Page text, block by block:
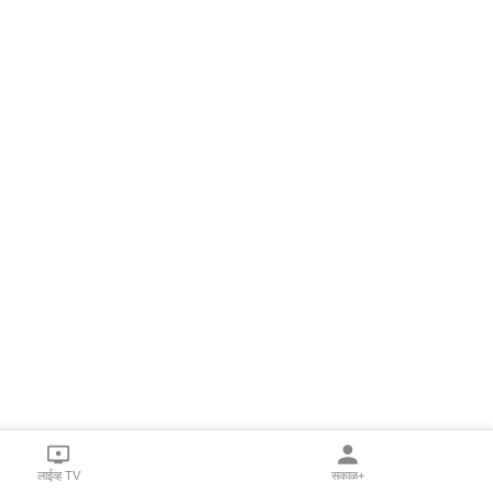
लाईव्ह TV सकाळ+